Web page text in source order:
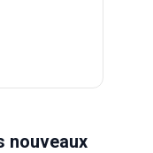
nouveaux